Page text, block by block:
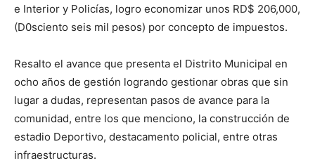
e Interior y Policías, logro economizar unos RD$ 206,000,
(D0sciento seis mil pesos) por concepto de impuestos.
Resalto el avance que presenta el Distrito Municipal en
ocho años de gestión logrando gestionar obras que sin
lugar a dudas, representan pasos de avance para la
comunidad, entre los que menciono, la construcción de
estadio Deportivo, destacamento policial, entre otras
infraestructuras.